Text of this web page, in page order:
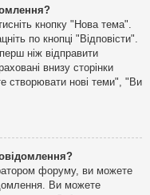
кнопку "Нова тема".
по кнопці "Відповісти".
ніж відправити
внизу сторінки
нові теми", "Ви
форуму, ви можете
Ви можете